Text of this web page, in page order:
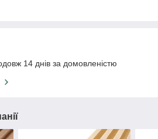
14 днів за домовленістю